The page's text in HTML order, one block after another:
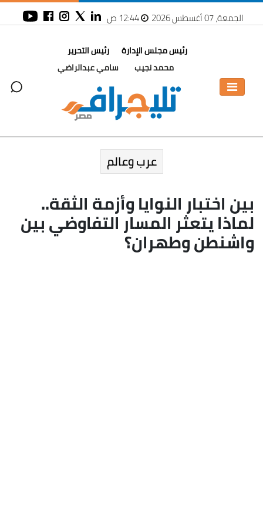
الجمعة، 07 أغسطس 2026 12:44 ص
رئيس مجلس الإدارة
محمد نجيب
رئيس التحرير
سامي عبدالراضي
عرب وعالم
بين اختبار النوايا وأزمة الثقة..
لماذا يتعثر المسار التفاوضي بين
واشنطن وطهران؟